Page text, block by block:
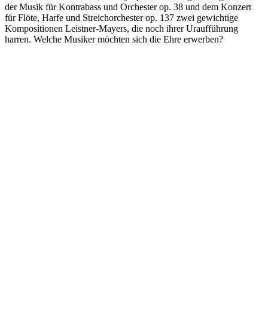
der Musik für Kontrabass und Orchester op. 38 und dem Konzert
für Flöte, Harfe und Streichorchester op. 137 zwei gewichtige
Kompositionen Leistner-Mayers, die noch ihrer Uraufführung
harren. Welche Musiker möchten sich die Ehre erwerben?